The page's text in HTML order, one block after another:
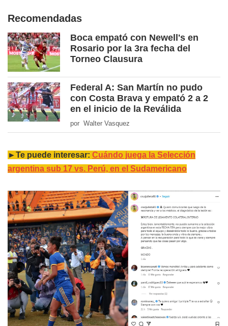
Recomendadas
Boca empató con Newell's en
Rosario por la 3ra fecha del
Torneo Clausura
Federal A: San Martín no pudo
con Costa Brava y empató 2 a 2
en el inicio de la Reválida
por Walter Vasquez
►Te puede interesar: Cuándo juega la Selección
argentina sub 17 vs. Perú, en el Sudamericano